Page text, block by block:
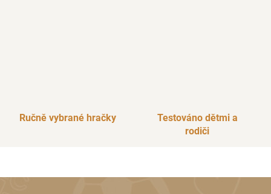
Ručně vybrané hračky
Testováno dětmi a
rodiči